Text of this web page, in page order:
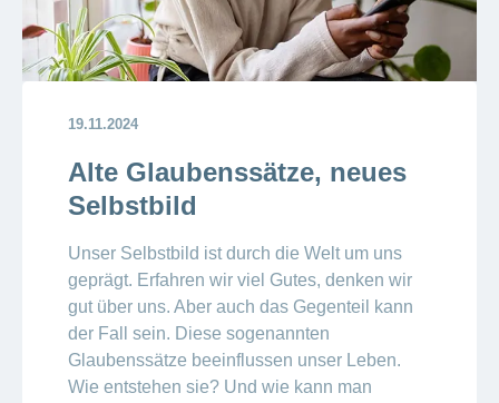
19.11.2024
Alte Glaubenssätze, neues
Selbstbild
Unser Selbstbild ist durch die Welt um uns
geprägt. Erfahren wir viel Gutes, denken wir
gut über uns. Aber auch das Gegenteil kann
der Fall sein. Diese sogenannten
Glaubenssätze beeinflussen unser Leben.
Wie entstehen sie? Und wie kann man